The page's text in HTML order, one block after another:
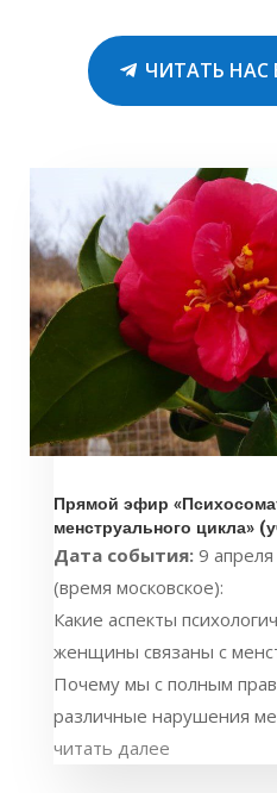
ЧИТАТЬ НАС В
Прямой эфир
менструального цикла»
Дата события: 9
(время московское):
Какие аспекты
женщины связаны с
Почему мы с полным
различные нарушения
читать далее